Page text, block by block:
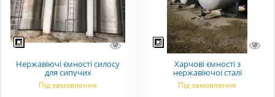
Нержавіючі ємності силосу
для сипучих
Під замовлення
Харчові ємності з
нержавіючої сталі
Під замовлення